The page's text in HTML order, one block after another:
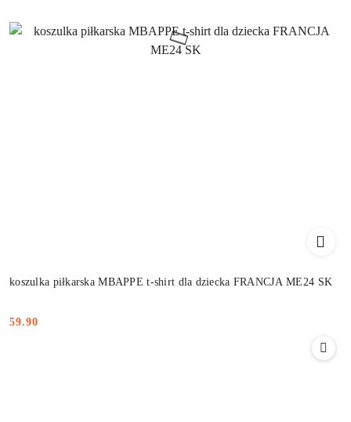
koszulka piłkarska MBAPPE t-shirt dla dziecka FRANCJA ME24 SK
Cena:
59.90